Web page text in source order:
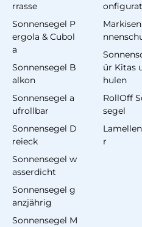
rrasse
Sonnensegel P
ergola & Cubol
a
Sonnensegel B
alkon
Sonnensegel a
ufrollbar
Sonnensegel D
reieck
Sonnensegel w
asserdicht
Sonnensegel g
anzjährig
Sonnensegel M
ür Kitas
hulen
RollOff
segel
r